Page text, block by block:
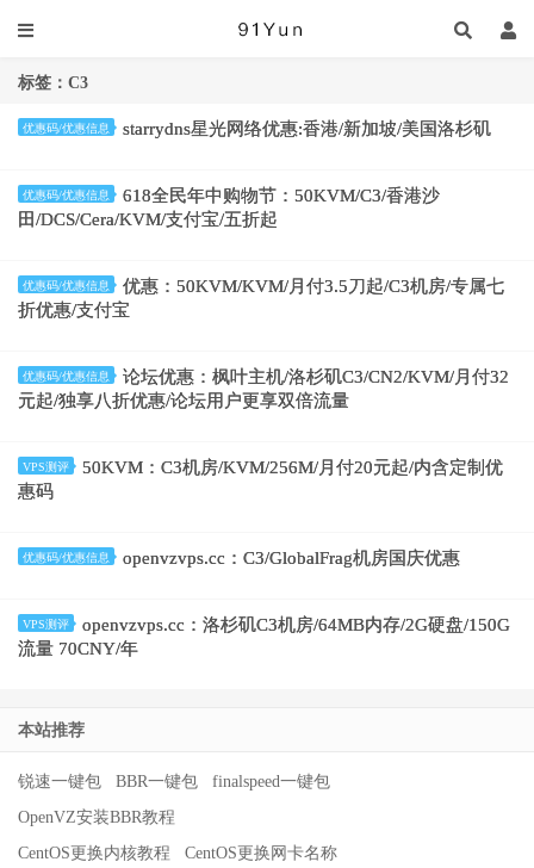
标签：C3
优惠码/优惠信息 starrydns星光网络优惠:香港/新加坡/美国洛杉矶
优惠码/优惠信息
618全民年中购物节：50KVM/C3/香港沙
田/DCS/Cera/KVM/支付宝/五折起
优惠码/优惠信息
优惠：50KVM/KVM/月付3.5刀起/C3机房/专属七
折优惠/支付宝
优惠码/优惠信息
论坛优惠：枫叶主机/洛杉矶C3/CN2/KVM/月付32
元起/独享八折优惠/论坛用户更享双倍流量
VPS测评
50KVM：C3机房/KVM/256M/月付20元起/内含定制优
惠码
优惠码/优惠信息 openvzvps.cc：C3/GlobalFrag机房国庆优惠
VPS测评
openvzvps.cc：洛杉矶C3机房/64MB内存/2G硬盘/150G
流量 70CNY/年
本站推荐
锐速一键包 BBR一键包
finalspeed一键包
OpenVZ安装BBR教程
CentOS更换内核教程
CentOS更换网卡名称